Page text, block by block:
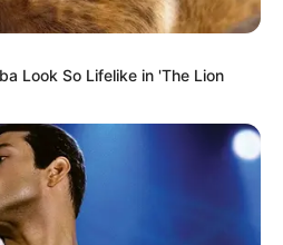
райрада
понад
Look So Lifelike in 'The Lion